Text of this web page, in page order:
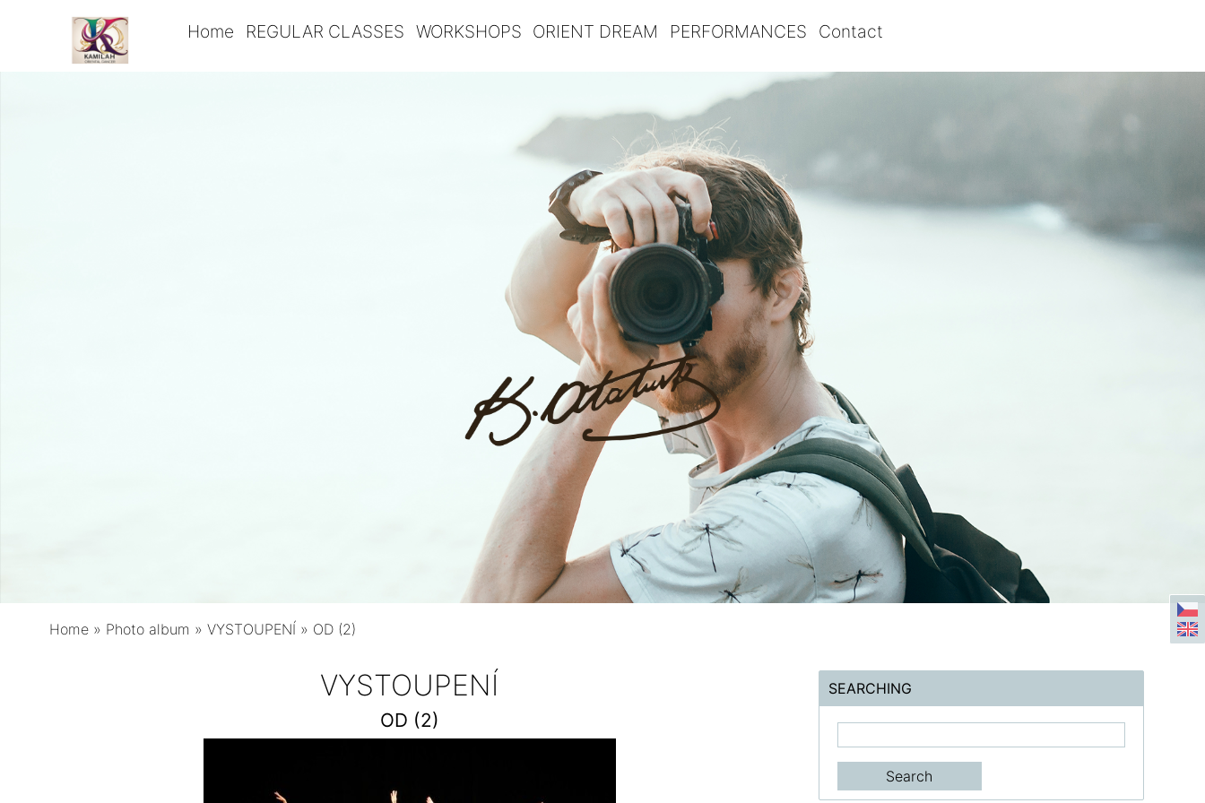
Home REGULAR CLASSES WORKSHOPS ORIENT DREAM PERFORMANCES Contact
Home » Photo album » VYSTOUPENÍ » OD (2)
VYSTOUPENÍ
OD (2)
SEARCHING